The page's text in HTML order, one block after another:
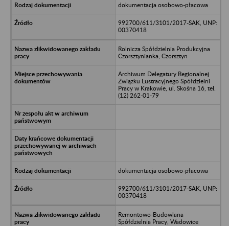
dokumentacja osobowo-płacowa
992700/611/3101/2017-SAK, UNP:
00370418
Rolnicza Spółdzielnia Produkcyjna
Czorsztynianka, Czorsztyn
Archiwum Delegatury Regionalnej
Związku Lustracyjnego Spółdzielni
Pracy w Krakowie, ul. Skośna 16, tel.
(12) 262-01-79
dokumentacja osobowo-płacowa
992700/611/3101/2017-SAK, UNP:
00370418
Remontowo-Budowlana
Spółdzielnia Pracy, Wadowice